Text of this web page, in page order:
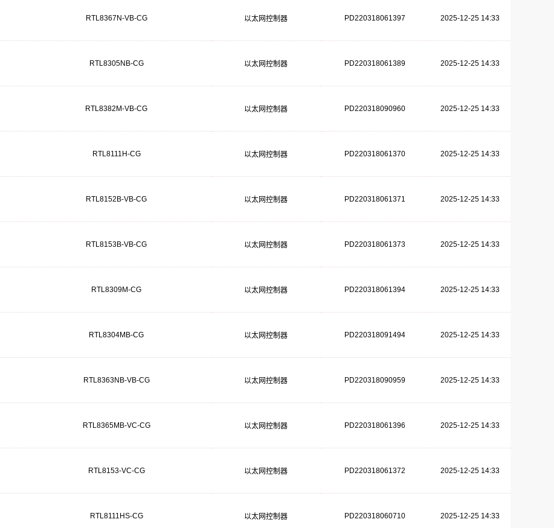
RTL8367N-VB-CG 以太网控制器 PD220318061397 2025-12-25 14:33
RTL8305NB-CG 以太网控制器 PD220318061389 2025-12-25 14:33
RTL8382M-VB-CG 以太网控制器 PD220318090960 2025-12-25 14:33
RTL8111H-CG 以太网控制器 PD220318061370 2025-12-25 14:33
RTL8152B-VB-CG 以太网控制器 PD220318061371 2025-12-25 14:33
RTL8153B-VB-CG 以太网控制器 PD220318061373 2025-12-25 14:33
RTL8309M-CG 以太网控制器 PD220318061394 2025-12-25 14:33
RTL8304MB-CG 以太网控制器 PD220318091494 2025-12-25 14:33
RTL8363NB-VB-CG 以太网控制器 PD220318090959 2025-12-25 14:33
RTL8365MB-VC-CG 以太网控制器 PD220318061396 2025-12-25 14:33
RTL8153-VC-CG 以太网控制器 PD220318061372 2025-12-25 14:33
RTL8111HS-CG 以太网控制器 PD220318060710 2025-12-25 14:33